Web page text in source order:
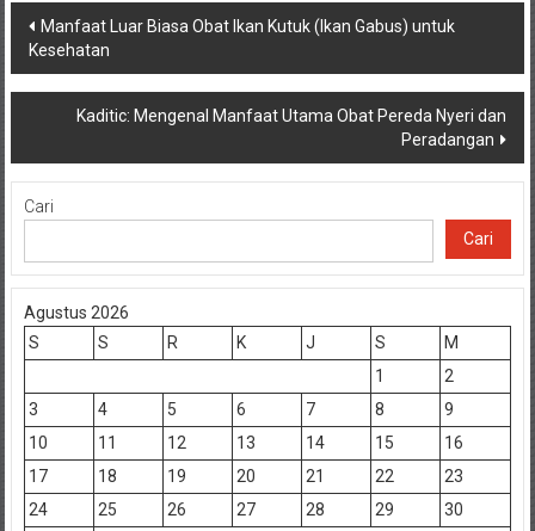
Navigasi
pos
Manfaat Luar Biasa Obat Ikan Kutuk (Ikan Gabus) untuk
Kesehatan
Kaditic: Mengenal Manfaat Utama Obat Pereda Nyeri dan
Peradangan
Cari
Cari
Agustus 2026
S
S R K J S
M
1
2
3
4 5 6 7 8
9
10
11 12 13 14 15
16
17
18 19 20 21 22
23
24
25 26 27 28 29
30